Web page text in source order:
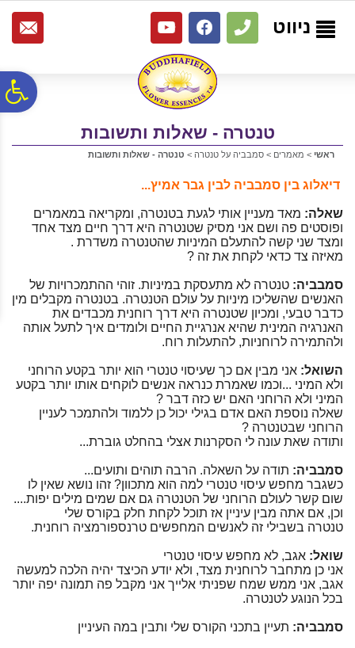
נגישות
אתר
המרכזי
ניווט
טנטרה - שאלות ותשובות
ראשי > מאמרים > סמבביה על טנטרה > טנטרה - שאלות ותשובות
דיאלוג בין סמבביה לבין גבר אמיץ...
שאלה: מאד מעניין אותי לגעת בטנטרה, ומקריאה במאמרים
ופוסטים פה ושם אני מסיק שטנטרה היא דרך חיים מצד אחד
ומצד שני קשה להתעלם המיניות שהטנטרה משדרת .
מאיזה צד כדאי לקחת את זה ?
סמבביה: טנטרה לא מתעסקת במיניות. זוהי ההתמכרויות של
האנשים שהשליכו מיניות על עולם הטנטרה. בטנטרה מקבלים מין
כדבר טבעי, ומכיון שטנטרה היא דרך רוחנית מכבדים את
האנרגיה המינית שהיא אנרגיית החיים ולומדים איך לתעל אותה
ולהתמירה לרוחניות, להתעלות רוח.
השואל: אני מבין אם כך שעיסוי טנטרי הוא יותר בקטע הרוחני
ולא המיני ...וכמו שאמרת כנראה אנשים לוקחים אותו יותר בקטע
המיני ולא הרוחני האם יש כזה דבר ?
שאלה נוספת האם אדם בגילי יכול כן ללמוד ולהתמכר לעניין
הרוחני שבטנטרה ?
ותודה שאת עונה לי הסקרנות אצלי בהחלט גוברת...
סמבביה: תודה על השאלה. הרבה תוהים ותועים...
כשגבר מחפש עיסוי טנטרי למה הוא מתכוון? זהו נושא שאין לו
שום קשר לעולם הרוחני של הטנטרה גם אם שמים מילים יפות....
וכן, אם אתה מבין עיניין אז תוכל לקחת חלק בקורס שלי
טנטרה בשבילי זה לאנשים המחפשים טרנספורמציה רוחנית.
שואל: אגב, לא מחפש עיסוי טנטרי
אני כן מתחבר לרוחנית מצד, ולא יודע הכיצד יהיה הלכה למעשה
אגב, אני ממש שמח שפניתי אלייך אני מקבל פה תמונה יפה יותר
בכל הנוגע לטנטרה.
סמבביה: תעיין בתכני הקורס שלי ותבין במה העיניין